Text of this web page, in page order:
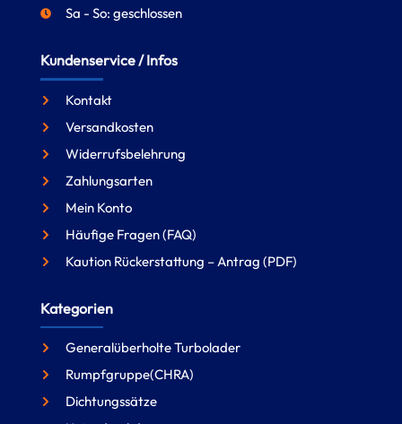
Sa - So: geschlossen
Kundenservice / Infos
Kontakt
Versandkosten
Widerrufsbelehrung
Zahlungsarten
Mein Konto
Häufige Fragen (FAQ)
Kaution Rückerstattung – Antrag (PDF)
Kategorien
Generalüberholte Turbolader
Rumpfgruppe(CHRA)
Dichtungssätze